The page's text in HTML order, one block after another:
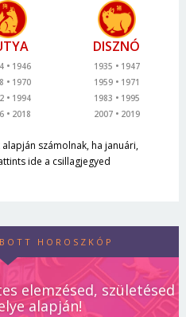
1946
1970
1994
2018
DISZNÓ
1935
1947
1959
1971
1983
1995
2007
2019
számolnak, ha januári,
ide a csillagjegyed
HOROSZKÓP
elemzésed, születésed
alapján!